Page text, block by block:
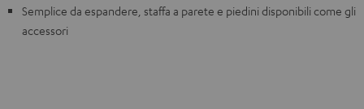
Semplice da espandere, staffa a parete e piedini disponibili come gli
accessori